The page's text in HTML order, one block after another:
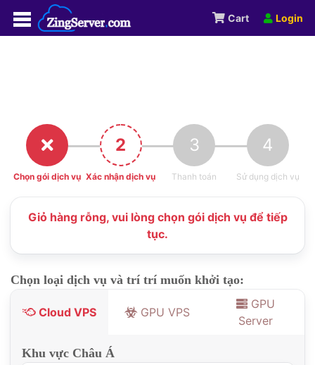
Cart Login
Chọn gói dịch vụ
2
Xác nhận dịch vụ
3
Thanh toán
4
Sử dụng dịch vụ
Giỏ hàng rỗng, vui lòng chọn gói dịch vụ để tiếp
tục.
Chọn loại dịch vụ và trí trí muốn khởi tạo:
Cloud VPS GPU VPS
GPU
Server
Khu vực Châu Á